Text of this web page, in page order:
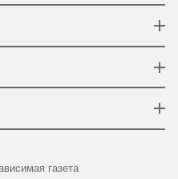
газета